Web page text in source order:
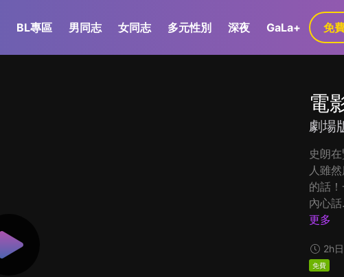
BL專區 男同志 女同志 多元性別 深夜 GaLa+ 免
電
劇場
史朗
人雖
的話
內心
更多
2h
免費